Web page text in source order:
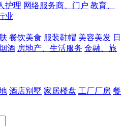
护理 网络服务商、门户 教育、
业
餐饮美食 服装鞋帽 美容美发 日
酒 房地产、生活服务 金融、旅
酒店别墅 家居楼盘 工厂厂房 餐